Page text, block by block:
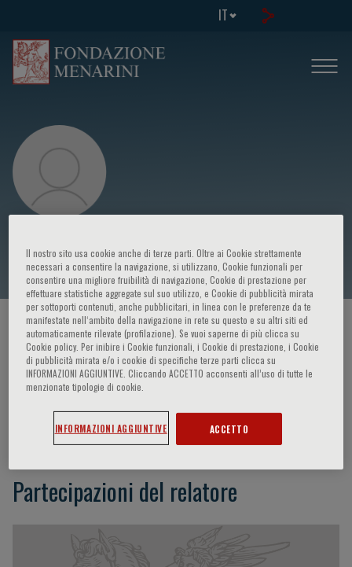
IT
Daniela Massi
HOME PAGE / CORSI ED EVENTI / RELATORE
Daniela Massi
Partecipazioni del relatore
Il nostro sito usa cookie anche di terze parti. Oltre ai Cookie strettamente
necessari a consentire la navigazione, si utilizzano, Cookie funzionali per
consentire una migliore fruibilità di navigazione, Cookie di prestazione per
effettuare statistiche aggregate sul suo utilizzo, e Cookie di pubblicità mirata
per sottoporti contenuti, anche pubblicitari, in linea con le preferenze da te
manifestate nell‘ambito della navigazione in rete su questo e su altri siti ed
automaticamente rilevate (profilazione). Se vuoi saperne di più clicca su
Cookie policy. Per inibire i Cookie funzionali, i Cookie di prestazione, i Cookie
di pubblicità mirata e/o i cookie di specifiche terze parti clicca su
INFORMAZIONI AGGIUNTIVE. Cliccando ACCETTO acconsenti all’uso di tutte le
menzionate tipologie di cookie.
INFORMAZIONI AGGIUNTIVE ACCETTO